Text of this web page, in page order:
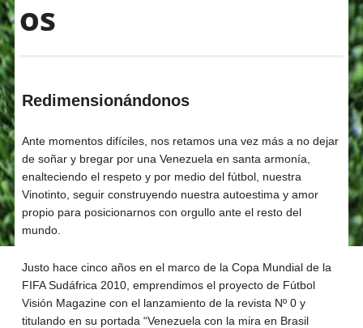
os
Redimensionándonos
Ante momentos difíciles, nos retamos una vez más a no dejar
de soñar y bregar por una Venezuela en santa armonía,
enalteciendo el respeto y por medio del fútbol, nuestra
Vinotinto, seguir construyendo nuestra autoestima y amor
propio para posicionarnos con orgullo ante el resto del
mundo.
Justo hace cinco años en el marco de la Copa Mundial de la
FIFA Sudáfrica 2010, emprendimos el proyecto de Fútbol
Visión Magazine con el lanzamiento de la revista Nº 0 y
titulando en su portada “Venezuela con la mira en Brasil